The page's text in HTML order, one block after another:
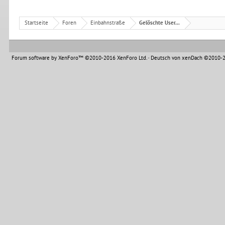
Startseite Foren Einbahnstraße Gelöschte User...
Forum software by XenForo™©2010-2016 XenForo Ltd.- Deutsch von xenDach©2010-